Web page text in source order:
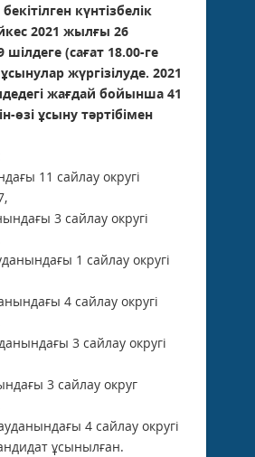
күнтізбелік
2021 жылғы 26
(сағат 18.00-ге
жүргізілуде. 2021
жағдай бойынша 41
өзі ұсыну тәртібімен
11 сайлау округі
3 сайлау округі
1 сайлау округі
4 сайлау округі
3 сайлау округі
3 сайлау округ
4 сайлау округі
ұсынылған.